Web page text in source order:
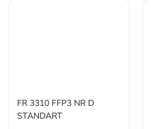
FR 3310 FFP3 NR D
STANDART